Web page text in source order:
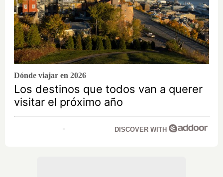
Dónde viajar en 2026
Los destinos que todos van a querer
visitar el próximo año
DISCOVER WITH